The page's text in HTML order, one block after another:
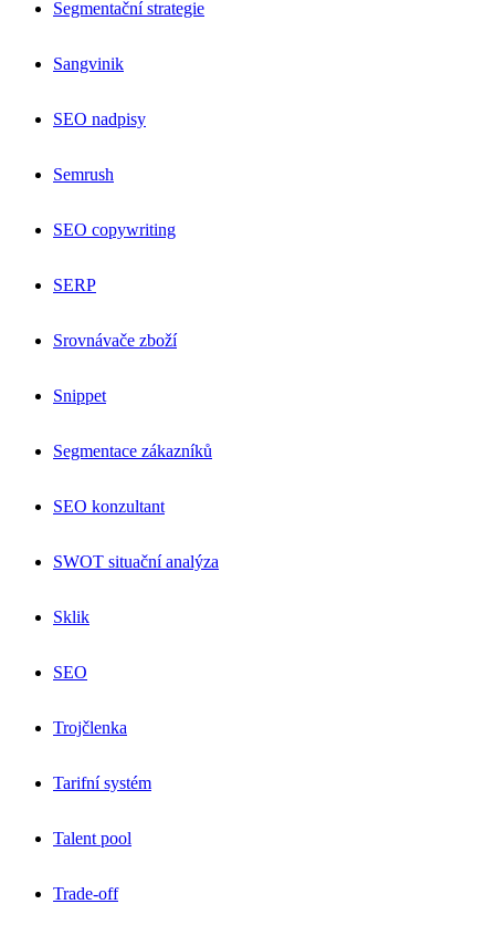
Segmentační strategie
Sangvinik
SEO nadpisy
Semrush
SEO copywriting
SERP
Srovnávače zboží
Snippet
Segmentace zákazníků
SEO konzultant
SWOT situační analýza
Sklik
SEO
Trojčlenka
Tarifní systém
Talent pool
Trade-off